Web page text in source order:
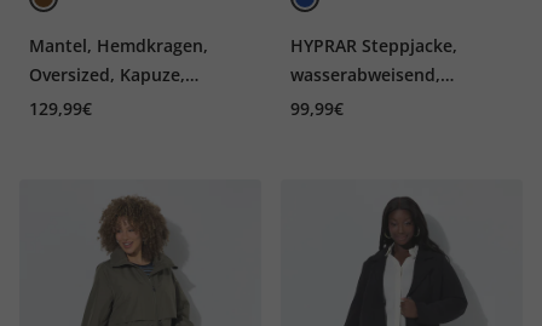
Mantel, Hemdkragen,
Oversized, Kapuze,
Karofutter
129,99€
HYPRAR Steppjacke,
wasserabweisend,
Cordkragen
99,99€